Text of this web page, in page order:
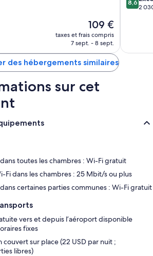
Le
nouveau
prix
de
109 €
taxes et frais compris
7 sept. - 8 sept.
sur
8,6
2
des hébergements similaires
sur cet
toutes les chambres : Wi-Fi gratuit
Fi dans les chambres : 25 Mbit/s ou plus
certaines parties communes : Wi-Fi gratuit
vers et depuis l’aéroport disponible
fixes
couvert sur place (22 USD par nuit ;
libres)